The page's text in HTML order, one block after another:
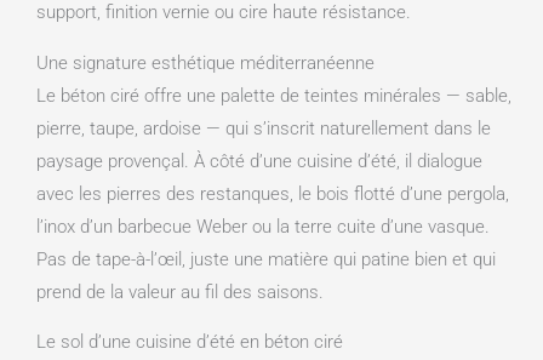
support, finition vernie ou cire haute résistance.
Une signature esthétique méditerranéenne
Le béton ciré offre une palette de teintes minérales — sable,
pierre, taupe, ardoise — qui s’inscrit naturellement dans le
paysage provençal. À côté d’une cuisine d’été, il dialogue
avec les pierres des restanques, le bois flotté d’une pergola,
l’inox d’un barbecue Weber ou la terre cuite d’une vasque.
Pas de tape-à-l’œil, juste une matière qui patine bien et qui
prend de la valeur au fil des saisons.
Le sol d’une cuisine d’été en béton ciré